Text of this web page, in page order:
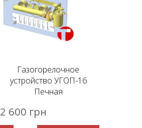
Газогорелочное
устройство УГОП-16
Печная
2 600 грн